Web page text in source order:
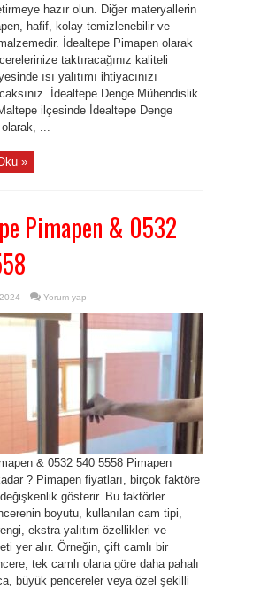
hazır olun. Diğer materyallerin
hafif, kolay temizlenebilir ve
İdealtepe Pimapen olarak
taktıracağınız kaliteli
ısı yalıtımı ihtiyacınızı
İdealtepe Denge Mühendislik
ilçesinde İdealtepe Denge
...
»
Pimapen & 0532
Yorum yap
& 0532 540 5558 Pimapen
? Pimapen fiyatları, birçok faktöre
değişkenlik gösterir. Bu faktörler
boyutu, kullanılan cam tipi,
ekstra yalıtım özellikleri ve
yer alır. Örneğin, çift camlı bir
tek camlı olana göre daha pahalı
büyük pencereler veya özel şekilli